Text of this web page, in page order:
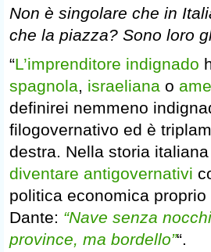
Non è singolare che in
che la piazza? Sono loro
“L’imprenditore indignado
spagnola, israeliana o
definirei nemmeno
filogovernativo ed è
destra. Nella storia
diventare antigovernativi
politica economica
Dante: “Nave senza
province, ma bordello”“.